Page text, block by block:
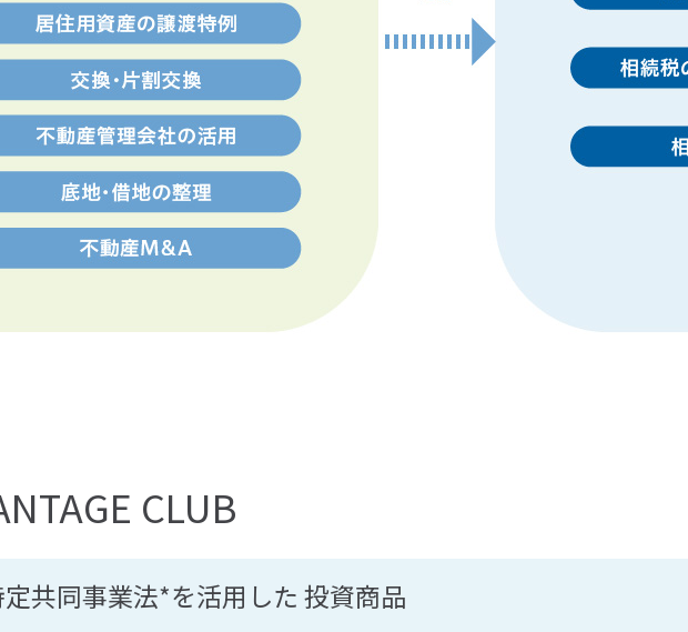
CLUB
共同事業法*を活用した 投資商品